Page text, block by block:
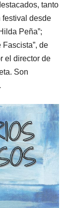
tanto
festival desde
Peña”;
de
el director de
Son